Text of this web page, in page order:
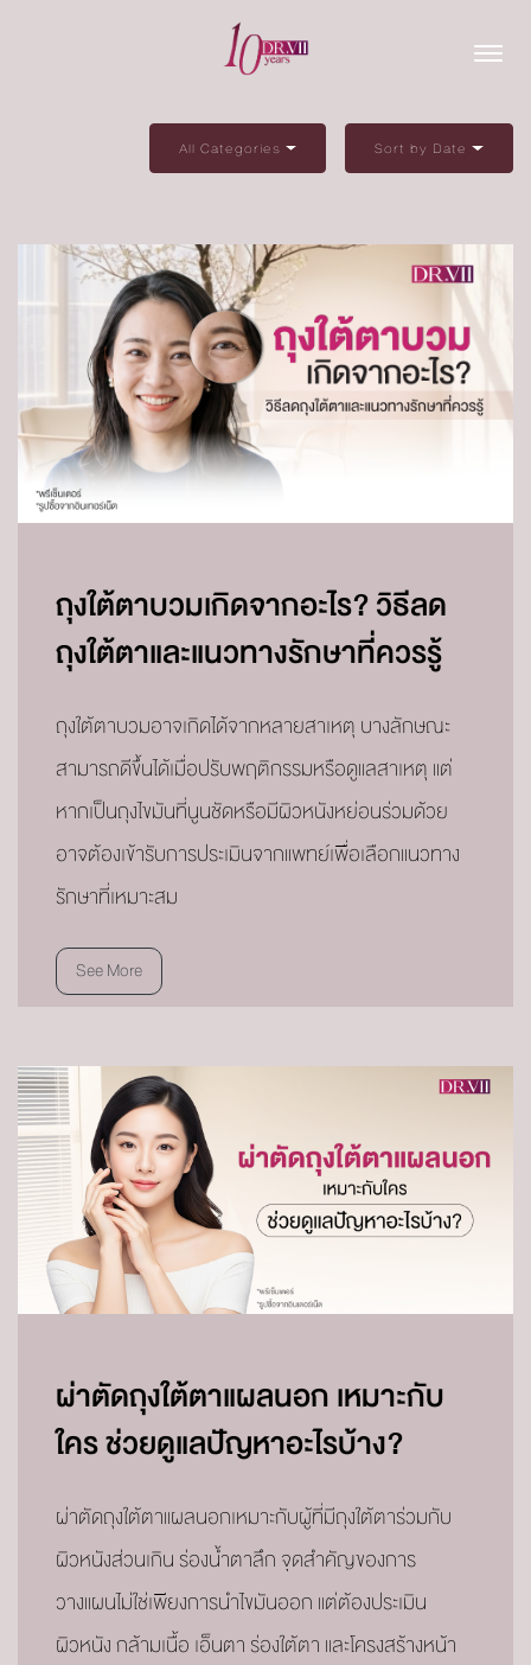
All Categories Sort by Date
ถุงใต้ตาบวมเกิดจากอะไร? วิธีลด
ถุงใต้ตาและแนวทางรักษาที่ควรรู้
ถุงใต้ตาบวมอาจเกิดได้จากหลายสาเหตุ บางลักษณะ
สามารถดีขึ้นได้เมื่อปรับพฤติกรรมหรือดูแลสาเหตุ แต่
หากเป็นถุงไขมันที่นูนชัดหรือมีผิวหนังหย่อนร่วมด้วย
อาจต้องเข้ารับการประเมินจากแพทย์เพื่อเลือกแนวทาง
รักษาที่เหมาะสม
See More
ผ่าตัดถุงใต้ตาแผลนอก เหมาะกับ
ใคร ช่วยดูแลปัญหาอะไรบ้าง?
ผ่าตัดถุงใต้ตาแผลนอกเหมาะกับผู้ที่มีถุงใต้ตาร่วมกับ
ผิวหนังส่วนเกิน ร่องน้ำตาลึก จุดสำคัญของการ
วางแผนไม่ใช่เพียงการนำไขมันออก แต่ต้องประเมิน
ผิวหนัง กล้ามเนื้อ เอ็นตา ร่องใต้ตา และโครงสร้างหน้า